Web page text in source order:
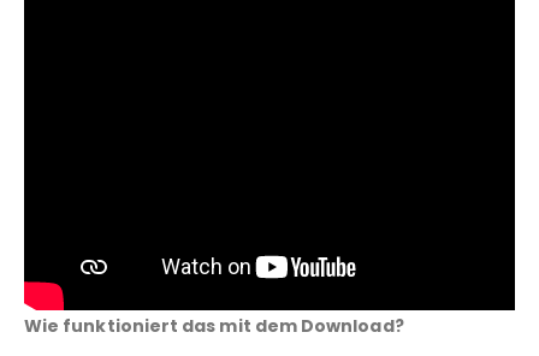
Wie funktioniert das mit dem Download?